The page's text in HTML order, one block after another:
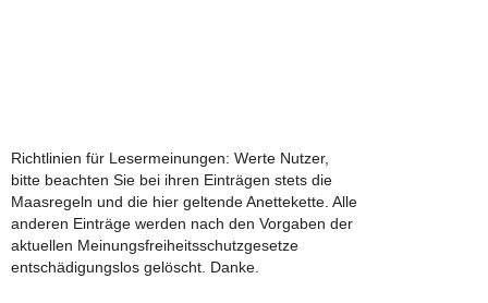
Richtlinien für Lesermeinungen: Werte Nutzer,
bitte beachten Sie bei ihren Einträgen stets die
Maasregeln und die hier geltende Anettekette. Alle
anderen Einträge werden nach den Vorgaben der
aktuellen Meinungsfreiheitsschutzgesetze
entschädigungslos gelöscht. Danke.